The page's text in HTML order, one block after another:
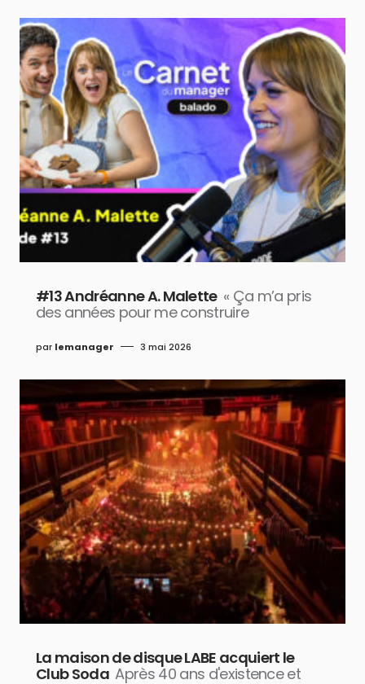
#13 Andréanne A. Malette « Ça m’a pris
des années pour me construire
par lemanager 3 mai 2026
La maison de disque LABE acquiert le
Club Soda Après 40 ans d'existence et